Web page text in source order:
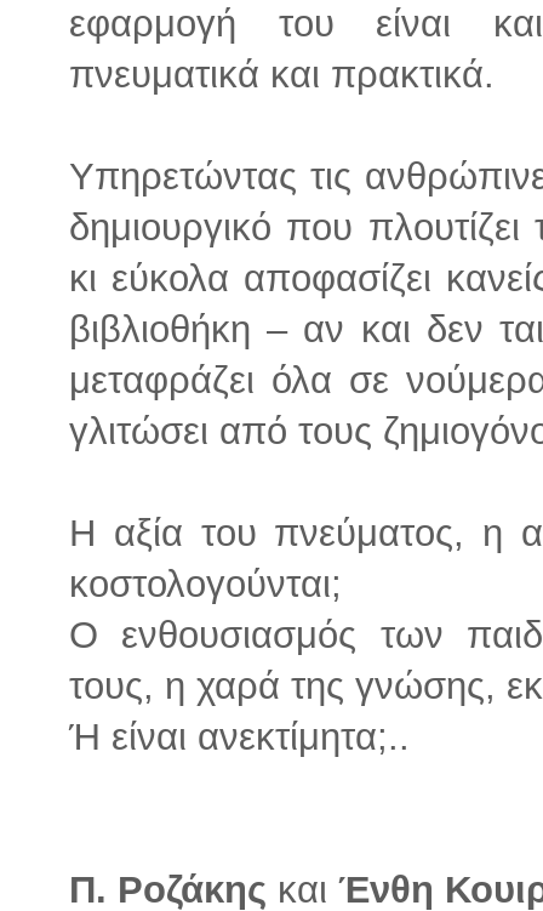
εφαρμογή του είναι
πνευματικά και πρακτικά.
Υπηρετώντας τις
δημιουργικό που
κι εύκολα αποφασίζει
βιβλιοθήκη – αν και δεν
μεταφράζει όλα σε
γλιτώσει από τους
Η αξία του πνεύματος, η
κοστολογούνται;
Ο ενθουσιασμός των
τους, η χαρά της γνώσης,
Ή είναι ανεκτίμητα;..
Π. Ροζάκης και Ένθη